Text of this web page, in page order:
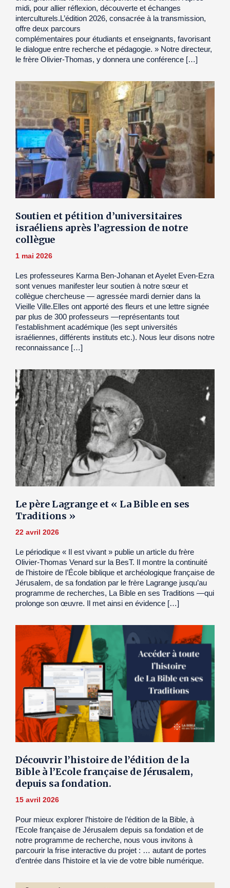
midi, pour allier réflexion, découverte et échanges
interculturels.L’édition 2026, consacrée à la transmission,
offre deux parcours
complémentaires pour étudiants et enseignants, favorisant
le dialogue entre recherche et pédagogie. » Notre directeur,
le frère Olivier-Thomas, y donnera une conférence […]
Soutien et pétition d’universitaires
israéliens après l’agression de notre
collègue
1 mai 2026
Les professeures Karma Ben-Johanan et Ayelet Even-Ezra
sont venues manifester leur soutien à notre sœur et
collègue chercheuse — agressée mardi dernier dans la
Vieille Ville.Elles ont apporté des fleurs et une lettre signée
par plus de 300 professeurs —représentants tout
l’establishment académique (les sept universités
israéliennes, différents instituts etc.). Nous leur disons notre
reconnaissance […]
Le père Lagrange et « La Bible en ses
Traditions »
22 avril 2026
Le périodique « Il est vivant » publie un article du frère
Olivier-Thomas Venard sur la BesT. Il montre la continuité
de l’histoire de l’École biblique et archéologique française de
Jérusalem, de sa fondation par le frère Lagrange jusqu’au
programme de recherches, La Bible en ses Traditions —qui
prolonge son œuvre. Il met ainsi en évidence […]
Découvrir l’histoire de l’édition de la
Bible à l’Ecole française de Jérusalem,
depuis sa fondation.
15 avril 2026
Pour mieux explorer l’histoire de l’édition de la Bible, à
l’Ecole française de Jérusalem depuis sa fondation et de
notre programme de recherche, nous vous invitons à
parcourir la frise interactive du projet : … autant de portes
d’entrée dans l’histoire et la vie de votre bible numérique.